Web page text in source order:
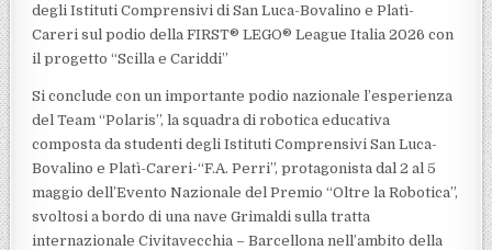
degli Istituti Comprensivi di San Luca-Bovalino e Platì-
Careri sul podio della FIRST® LEGO® League Italia 2026 con
il progetto “Scilla e Cariddi”
Si conclude con un importante podio nazionale l’esperienza
del Team “Polaris”, la squadra di robotica educativa
composta da studenti degli Istituti Comprensivi San Luca-
Bovalino e Platì-Careri-“F.A. Perri”, protagonista dal 2 al 5
maggio dell’Evento Nazionale del Premio “Oltre la Robotica”,
svoltosi a bordo di una nave Grimaldi sulla tratta
internazionale Civitavecchia – Barcellona nell’ambito della